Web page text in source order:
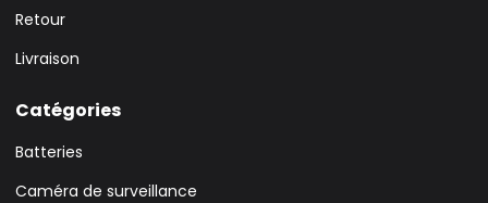
Retour
Livraison
Catégories
Batteries
Caméra de surveillance